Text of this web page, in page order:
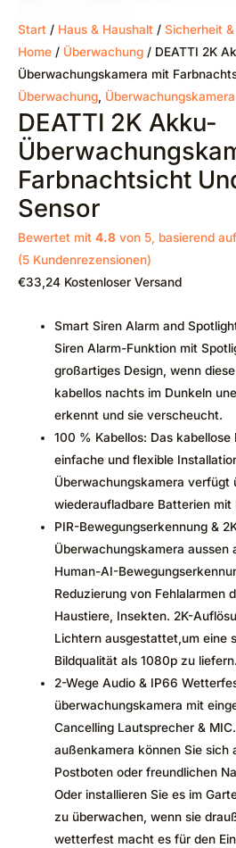
Start / Haus & Haushalt / Sicherheit
Home / Überwachung / DEATTI 2K
Überwachungskamera mit
Überwachung Überwachungskamera
DEATTI 2K Akku-
Farbnachtsicht
Sensor
Bewertet mit 4.8 von 5, basierend auf
(5 Kundenrezensionen)
€33,24 Kostenloser Versand
Smart Siren Alarm and
Siren Alarm-Funktion mit
großartiges Design, wenn
kabellos nachts im Dunkeln
erkennt und sie verscheucht.
100 % Kabellos: Das
einfache und flexible
Überwachungskamera verfügt
wiederaufladbare Batterien mit
PIR-Bewegungserkennung &
Überwachungskamera
Human-AI-
Reduzierung von Fehlalarmen
Haustiere, Insekten. 2K-
Lichtern ausgestattet,um eine
Bildqualität als 1080p zu liefern.
2-Wege Audio & IP66
überwachungskamera mit
Cancelling Lautsprecher &
außenkamera können Sie sich
Postboten oder freundlichen
Oder installieren Sie es im
zu überwachen, wenn sie
wetterfest macht es für den